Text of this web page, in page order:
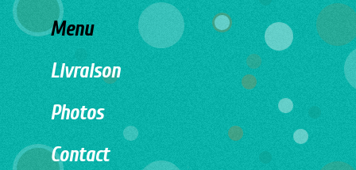
Menu
Livraison
Photos
Contact